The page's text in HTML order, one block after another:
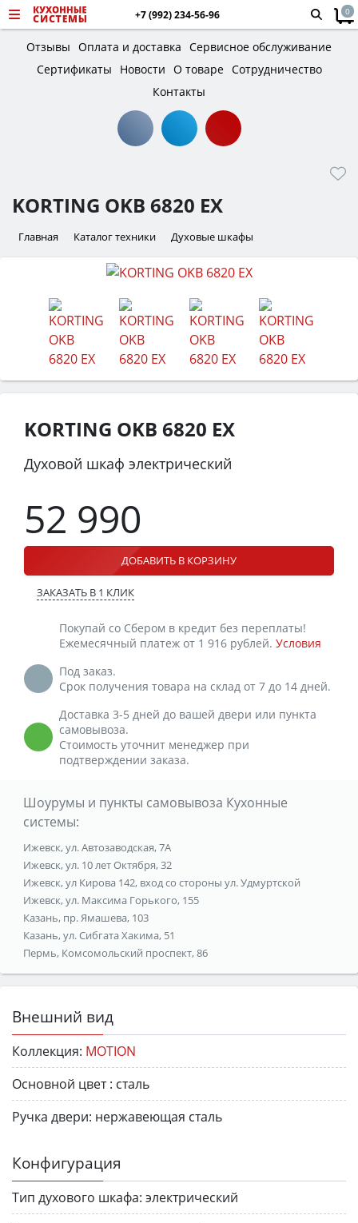
+7 (992) 234-56-96 0
Отзывы Оплата и доставка Сервисное обслуживание
Сертификаты
Новости О товаре Сотрудничество
Контакты
KORTING OKB 6820 EX
Главная Каталог техники Духовые шкафы
KORTING OKB 6820 EX
Духовой шкаф электрический
52 990
ДОБАВИТЬ В КОРЗИНУ
ЗАКАЗАТЬ В 1 КЛИК
Покупай со Сбером в кредит без переплаты!
Ежемесячный платеж от 1 916 рублей. Условия
Под заказ.
Срок получения товара на склад от 7 до 14 дней.
Доставка 3-5 дней до вашей двери или пункта
самовывоза.
Стоимость уточнит менеджер при
подтверждении заказа.
Шоурумы и пункты самовывоза Кухонные
системы:
Ижевск, ул. Автозаводская, 7А
Ижевск, ул. 10 лет Октября, 32
Ижевск, ул Кирова 142, вход со стороны ул. Удмуртской
Ижевск, ул. Максима Горького, 155
Казань, пр. Ямашева, 103
Казань, ул. Сибгата Хакима, 51
Пермь, Комсомольский проспект, 86
Внешний вид
Коллекция: MOTION
Основной цвет : сталь
Ручка двери: нержавеющая сталь
Конфигурация
Тип духового шкафа: электрический